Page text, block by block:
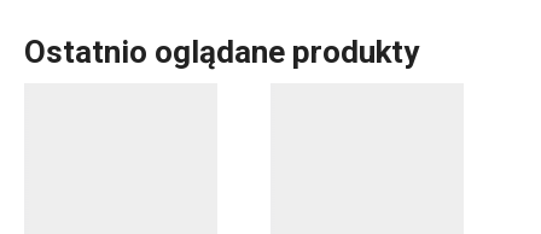
Ostatnio oglądane produkty